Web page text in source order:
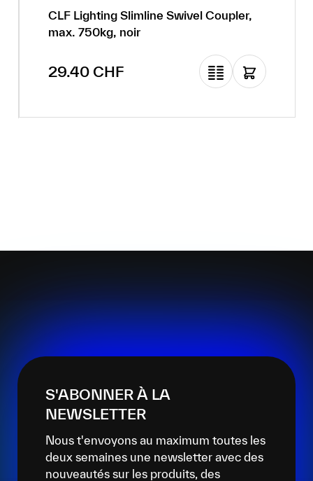
CLF Lighting Slimline Swivel Coupler,
max. 750kg, noir
Prix régulier :
29.40 CHF
S'ABONNER À LA
NEWSLETTER
Nous t'envoyons au maximum toutes les
deux semaines une newsletter avec des
nouveautés sur les produits, des